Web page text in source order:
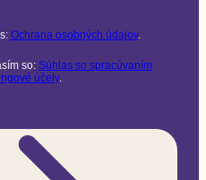
Ochrana osobných údajov.
so: Súhlas so spracúvaním
účely.